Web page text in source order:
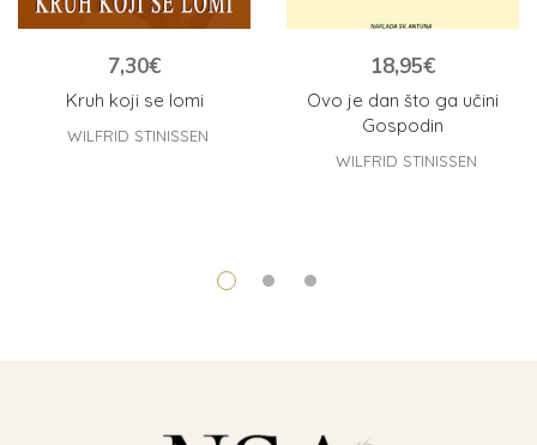
Kruh koji se lomi
7,30€
WILFRID STINISSEN
Ovo je dan što ga učini
Gospodin
18,95€
WILFRID STINISSEN